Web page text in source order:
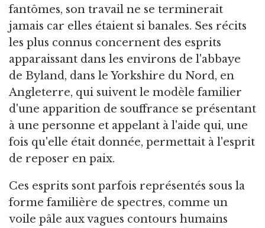
fantômes, son travail ne se terminerait
jamais car elles étaient si banales. Ses récits
les plus connus concernent des esprits
apparaissant dans les environs de l'abbaye
de Byland, dans le Yorkshire du Nord, en
Angleterre, qui suivent le modèle familier
d'une apparition de souffrance se présentant
à une personne et appelant à l'aide qui, une
fois qu'elle était donnée, permettait à l'esprit
de reposer en paix.
Ces esprits sont parfois représentés sous la
forme familière de spectres, comme un
voile pâle aux vagues contours humains